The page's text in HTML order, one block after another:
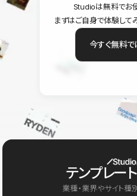
Studioは無料でお
まずはご自身で体験して
今すぐ無料で
テンプレー
業種・業界やサイト